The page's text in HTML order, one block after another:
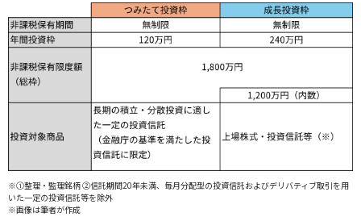
※①整理・監理銘柄 ②信託期間20年未満、毎月分配型の投資信託およびデリバティブ取引を用
いた一定の投資信託等を除外
※画像は筆者が作成